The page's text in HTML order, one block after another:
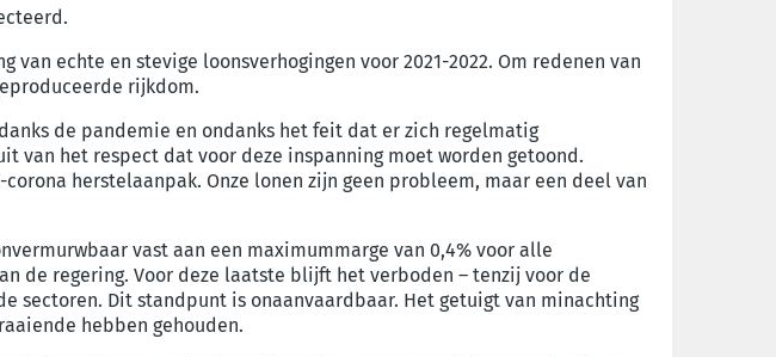
echte en stevige loonsverhogingen voor 2021-2022. Om redenen van
rijkdom.
de pandemie en ondanks het feit dat er zich regelmatig
van het respect dat voor deze inspanning moet worden getoond.
herstelaanpak. Onze lonen zijn geen probleem, maar een deel van
vast aan een maximummarge van 0,4% voor alle
de regering. Voor deze laatste blijft het verboden – tenzij voor de
sectoren. Dit standpunt is onaanvaardbaar. Het getuigt van minachting
hebben gehouden.